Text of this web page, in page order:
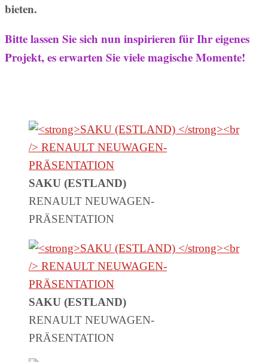
bieten.
Bitte lassen Sie sich nun inspirieren für Ihr eigenes
Projekt, es erwarten Sie viele magische Momente!
SAKU (ESTLAND)
RENAULT NEUWAGEN-
PRÄSENTATION
SAKU (ESTLAND)
RENAULT NEUWAGEN-
PRÄSENTATION